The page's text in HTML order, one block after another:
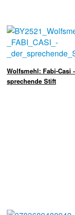
Wolfsmehl: Fabi-Casi
sprechende Stift